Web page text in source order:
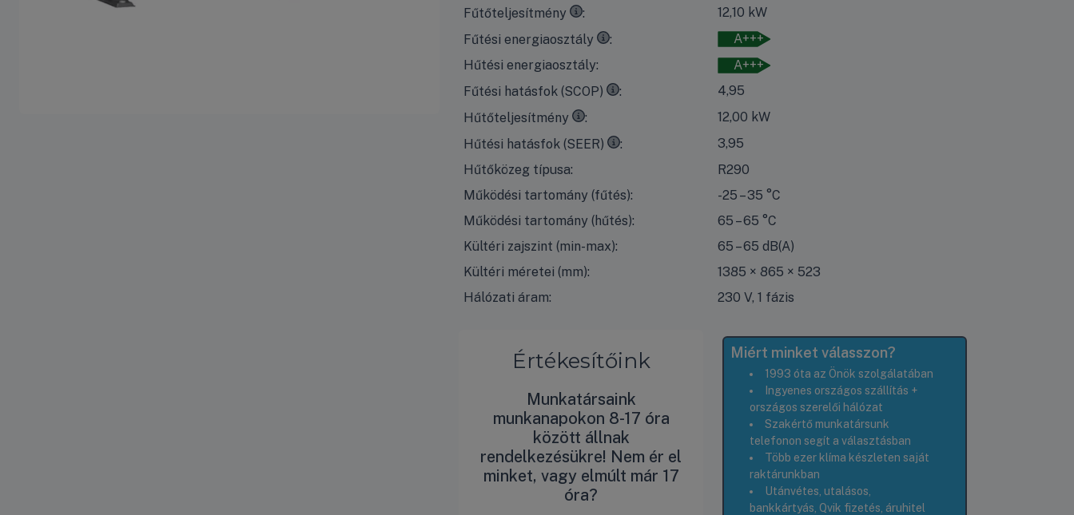
Fűtőteljesítmény
12,10 kW
35°Ckilépő vízhőmérséklet esetén, 7°C-os száraz időben mért fűtési teljesítmény.
Fűtési energiaosztály
A+++
35°Ckilépő vízhőmérséklet esetén, 7°C-os száraz időben mért energiaosztály besorolás.
Hűtési energiaosztály:
A+++
Fűtési hatásfok (SCOP)
4,95
35°Ckilépő vízhőmérséklet esetén, 7°C-os száraz időben mért szezonális fűtési hatásfok.
Hűtőteljesítmény
12,00 kW
7°Ckilépő vízhőmérséklet esetén, 35°C-os száraz időben mért fűtési teljesítmény.
Hűtési hatásfok (SEER)
3,95
18°Ckilépő vízhőmérséklet esetén, 35°C-os száraz időben mért szezonális hűtési hatásfok.
Hűtőközeg típusa:
R290
Működési tartomány (fűtés):
-25 – 35 °C
Működési tartomány (hűtés):
65 – 65 °C
Kültéri zajszint (min-max):
65 – 65 dB(A)
Kültéri méretei (mm):
1385 × 865 × 523
Hálózati áram:
230 V, 1 fázis
Értékesítőink
Munkatársaink
munkanapokon 8-17 óra
között állnak
rendelkezésükre! Nem ér el
minket, vagy elmúlt már 17
óra?
Miért minket válasszon?
1993 óta az Önök szolgálatában
Ingyenes országos szállítás +
országos szerelői hálózat
Szakértő munkatársunk
telefonon segít a választásban
Több ezer klíma készleten saját
raktárunkban
Utánvétes, utalásos,
bankkártyás, Qvik fizetés, áruhitel